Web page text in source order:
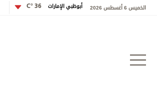
الخميس 6 أغسطس 2026 أبوظبي الإمارات 36 °C